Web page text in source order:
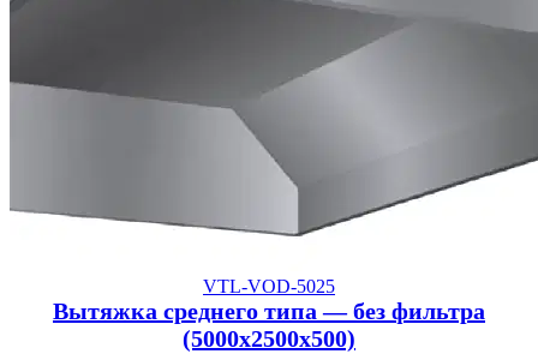
VTL-VOD-5025
Вытяжка среднего типа — без фильтра
(5000x2500x500)